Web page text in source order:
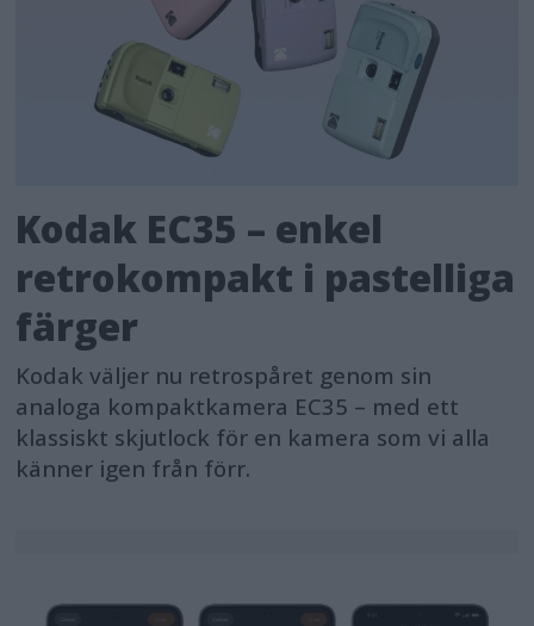
Kodak EC35 – enkel
retrokompakt i pastelliga
färger
Kodak väljer nu retrospåret genom sin
analoga kompaktkamera EC35 – med ett
klassiskt skjutlock för en kamera som vi alla
känner igen från förr.